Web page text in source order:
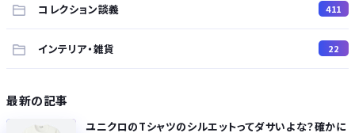
コレクション談義
411
インテリア・雑貨 22
最新の記事
ユニクロのTシャツのシルエットってダサいよな？確かに